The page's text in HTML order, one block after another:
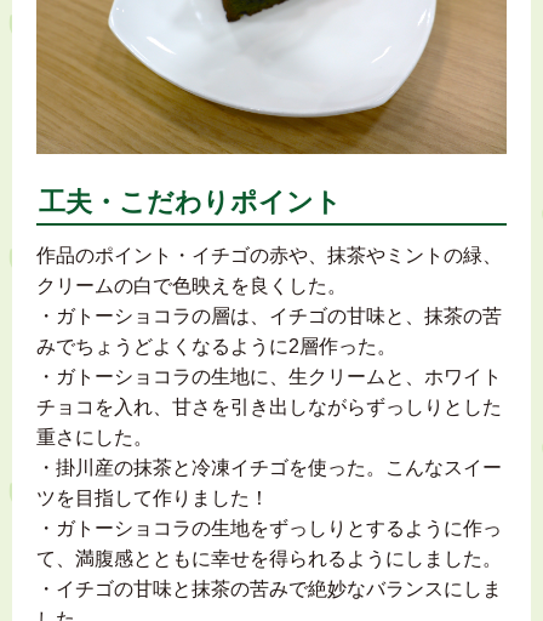
工夫・こだわりポイント
作品のポイント ・イチゴの赤や、抹茶やミントの緑、
クリームの白で色映えを良くした。
・ガトーショコラの層は、イチゴの甘味と、抹茶の苦
みでちょうどよくなるように2層作った。
・ガトーショコラの生地に、生クリームと、ホワイト
チョコを入れ、甘さを引き出しながらずっしりとした
重さにした。
・掛川産の抹茶と冷凍イチゴを使った。 こんなスイー
ツを⽬指して作りました！
・ガトーショコラの生地をずっしりとするように作っ
て、満腹感とともに幸せを得られるようにしました。
・イチゴの甘味と抹茶の苦みで絶妙なバランスにしま